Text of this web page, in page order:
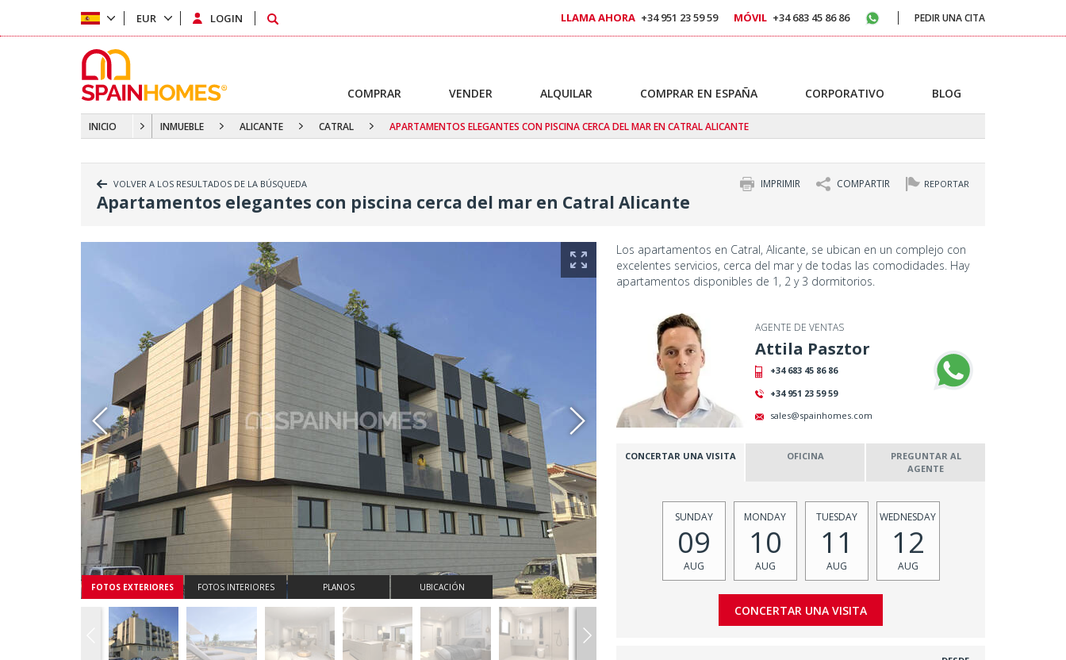
INICIO INMUEBLE ALICANTE CATRAL APARTAMENTOS ELEGANTES CON PISCINA CERCA DEL MAR EN CATRAL ALICANTE
VOLVER A LOS RESULTADOS DE LA BÚSQUEDA REPORTAR
COMPARTIR
IMPRIMIR
Apartamentos elegantes con piscina cerca del mar en Catral Alicante
FOTOS EXTERIORES FOTOS INTERIORES PLANOS UBICACIÓN
Los apartamentos en Catral, Alicante, se ubican en un complejo con
excelentes servicios, cerca del mar y de todas las comodidades. Hay
apartamentos disponibles de 1, 2 y 3 dormitorios.
AGENTE DE VENTAS
Attila Pasztor
+34 683 45 86 86
+34 951 23 59 59
sales@spainhomes.com
Whatsapp
CONCERTAR UNA VISITA OFICINA
PREGUNTAR AL
AGENTE
SUNDAY
09
AUG
MONDAY
10
AUG
TUESDAY
11
AUG
WEDNESDAY
12
AUG
EUR LOGIN LLAMA AHORA +34 951 23 59 59 MÓVIL +34 683 45 86 86 PEDIR UNA CITA
COMPRAR VENDER ALQUILAR COMPRAR EN ESPAÑA CORPORATIVO BLOG